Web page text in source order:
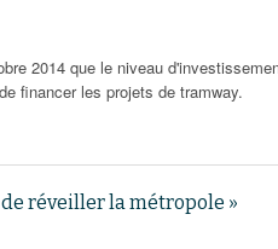
2014 que le niveau
financer les projets de tramway.
réveiller la métropole »